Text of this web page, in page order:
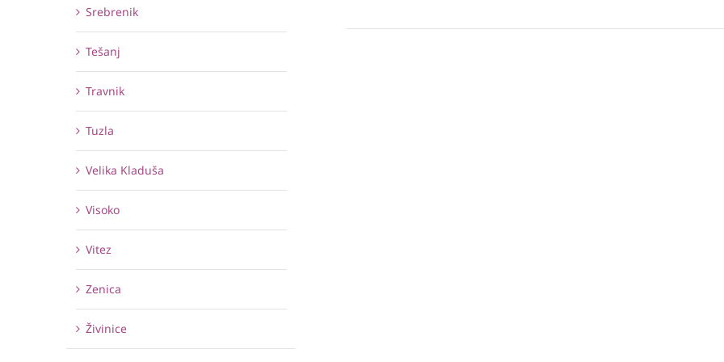
Srebrenik
Tešanj
Travnik
Tuzla
Velika Kladuša
Visoko
Vitez
Zenica
Živinice